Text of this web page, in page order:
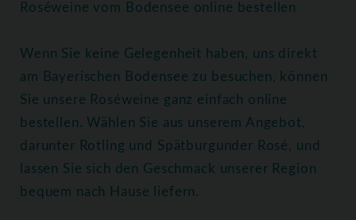
Roséweine vom Bodensee online bestellen
Wenn Sie keine Gelegenheit haben, uns direkt
am Bayerischen Bodensee zu besuchen, können
Sie unsere Roséweine ganz einfach online
bestellen. Wählen Sie aus unserem Angebot,
darunter Rotling und Spätburgunder Rosé, und
lassen Sie sich den Geschmack unserer Region
bequem nach Hause liefern.